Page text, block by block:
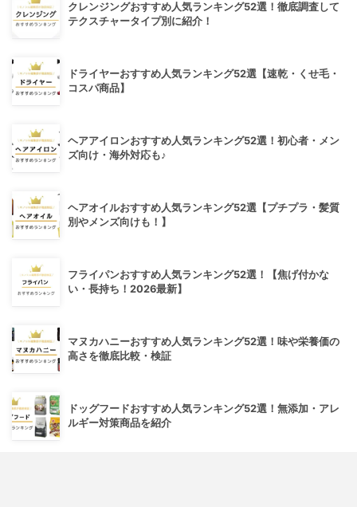
クレンジングおすすめ人気ランキング52選！徹底調査して
テクスチャータイプ別に紹介！
ドライヤーおすすめ人気ランキング52選【速乾・くせ毛・
コスパ商品】
ヘアアイロンおすすめ人気ランキング52選！初心者・メン
ズ向け・海外対応も♪
ヘアオイルおすすめ人気ランキング52選【プチプラ・髪質
別やメンズ向けも！】
フライパンおすすめ人気ランキング52選！【焦げ付かな
い・長持ち！2026最新】
マヌカハニーおすすめ人気ランキング52選！味や栄養価の
高さを徹底比較・検証
ドッグフードおすすめ人気ランキング52選！無添加・アレ
ルギー対策商品を紹介